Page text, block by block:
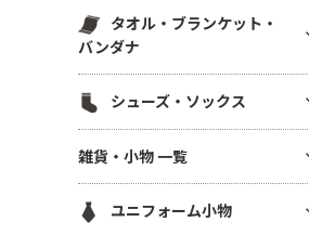
エコ素材(SDGs) バッグ・ポー
チ
麻(ヘンプ)・ジュートバッグ
ポーチ
白衣・医療用ジャケット
ワンピース・ナースウエア
帆前掛け
スウェットパンツ(裏起毛)
ワークパンツ
ドライ素材パンツ
コットン・T/Cパンツ
ナイロンパンツ
ハット
メッシュキャップ
コットンキャップ
フラットバイザーキャップ
キャスケット・ハンチング・ベ
レー
マグカップ・湯呑
ボトル・タンブラー
ステーショナリー
アルバム・フォトフレーム
キーホルダー
モバイル・PC関連グッズ
デスク雑貨
タオル・ブランケット・
バンダナ
無地タオル
バンダナ(三角巾)・ハンカチ
ハンカチタオル
フェイスタオル
シューズ・ソックス
シューズ
ソックス
雑貨・小物 一覧
ユニフォーム小物